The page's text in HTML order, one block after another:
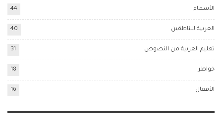
الأسماء 44
العربية للناطقين 40
تعليم العربية من النصوص 31
خواطر 18
الأفعال 16